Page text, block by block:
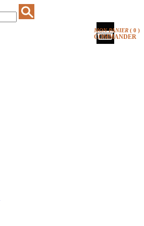
MON PANIER ( 0 )
COMMANDER